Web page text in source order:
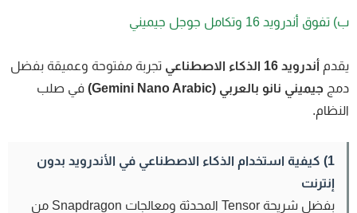
أندرويد 16 وتكامل جوجل جيميني
أندرويد 16 الذكاء الاصطناعي
تجربة مفتوحة وعميقة بفضل
جيميني نانو بالعربي (Gemini Nano Arabic)
في صلب
1) كيفية استخدام الذكاء الاصطناعي في الأندرويد بدون
إنترنت
بفضل شريحة Tensor المحدثة ومعالجات Snapdragon من